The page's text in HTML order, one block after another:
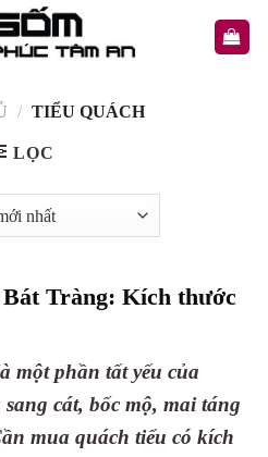
/ TIỂU QUÁCH
LỌC
Tràng: Kích thước
một phần tất yếu của
cát, bốc mộ, mai táng
mua quách tiểu có kích